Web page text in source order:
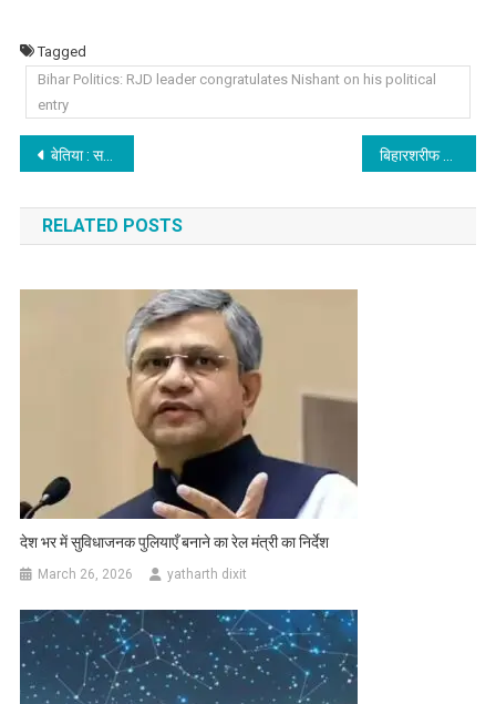
Tagged
Bihar Politics: RJD leader congratulates Nishant on his political
entry
Post
navigation
बेतिया : सहायक अभियंता को पांच लाख रुपये की रिश्वत लेते रंगेहाथ किया गिरफ्तार, घर से 47.5 लाख रुपये कैश बरामद
RELATED POSTS
देश भर में सुविधाजनक पुलियाएँ बनाने का रेल मंत्री का निर्देश
March 26, 2026 yatharth dixit